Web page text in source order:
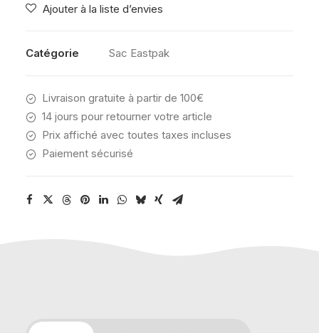
Ajouter à la liste d’envies
Catégorie Sac Eastpak
Livraison gratuite à partir de 100€
14 jours pour retourner votre article
Prix affiché avec toutes taxes incluses
Paiement sécurisé